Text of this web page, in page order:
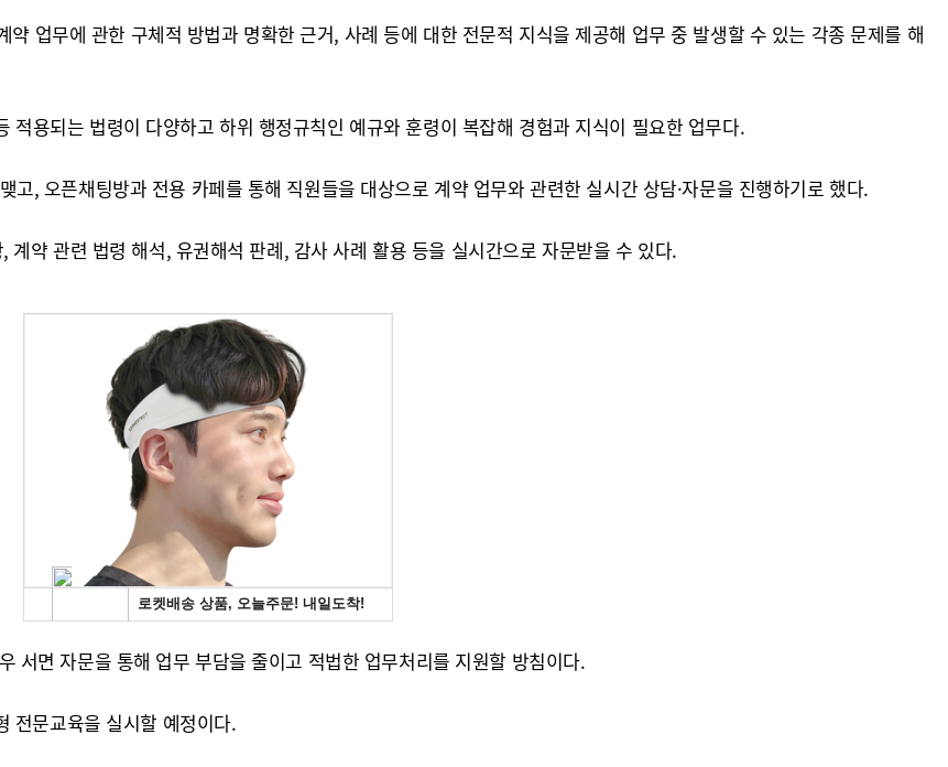
업무에 관한 구체적 방법과 명확한 근거, 사례 등에 대한 전문적 지식을 제공해 업무 중 발생할 수 있는 각종 문제를 해
용되는 법령이 다양하고 하위 행정규칙인 예규와 훈령이 복잡해 경험과 지식이 필요한 업무다.
, 오픈채팅방과 전용 카페를 통해 직원들을 대상으로 계약 업무와 관련한 실시간 상담·자문을 진행하기로 했다.
약 관련 법령 해석, 유권해석 판례, 감사 사례 활용 등을 실시간으로 자문받을 수 있다.
서면 자문을 통해 업무 부담을 줄이고 적법한 업무처리를 지원할 방침이다.
전문교육을 실시할 예정이다.